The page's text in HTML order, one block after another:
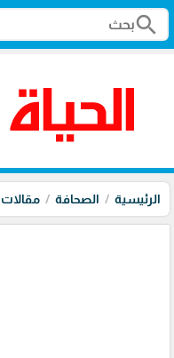
search
الرئيسية الصحافة مقالات